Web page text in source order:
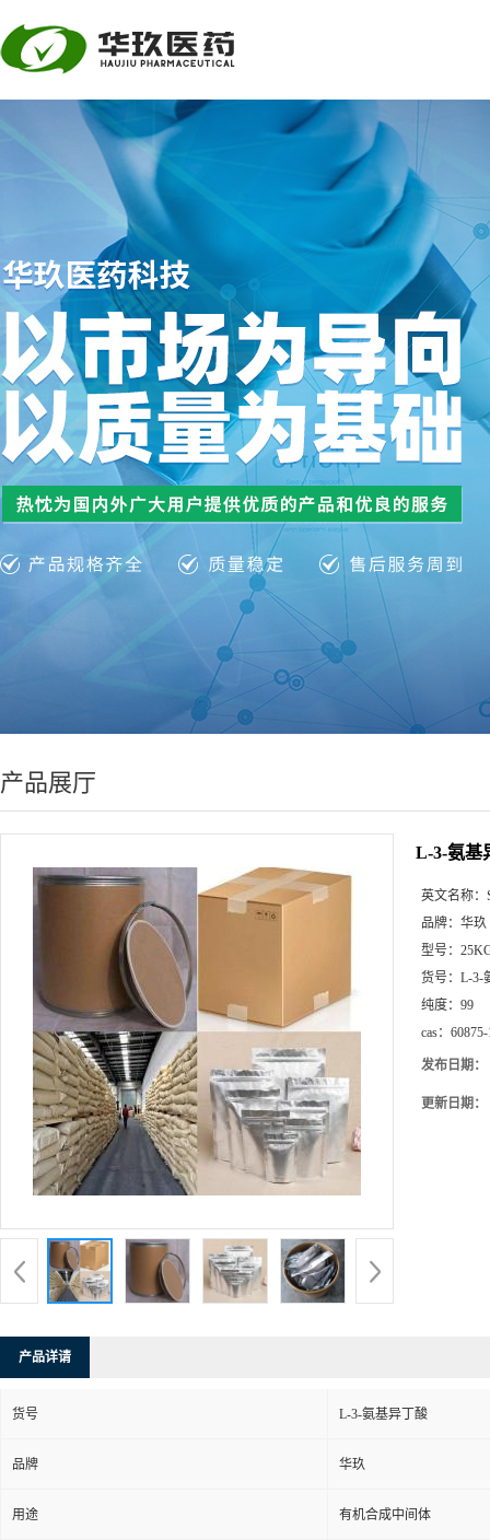
产品展厅
L-3-氨基
英文名称：
品牌： 华玖
型号：
货号： L-3-
纯度： 99
cas：
发布日期：
更新日期：
产品详请
货号 L-3-氨基异丁酸
品牌 华玖
用途 有机合成中间体